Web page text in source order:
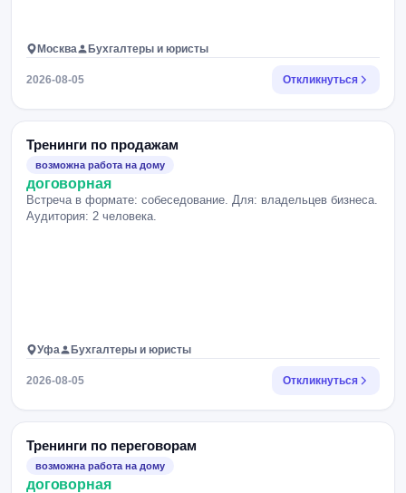
Москва Бухгалтеры и юристы
2026-08-05 Откликнуться
Тренинги по продажам
возможна работа на дому
договорная
Встреча в формате: собеседование. Для: владельцев бизнеса.
Аудитория: 2 человека.
Уфа Бухгалтеры и юристы
2026-08-05 Откликнуться
Тренинги по переговорам
возможна работа на дому
договорная